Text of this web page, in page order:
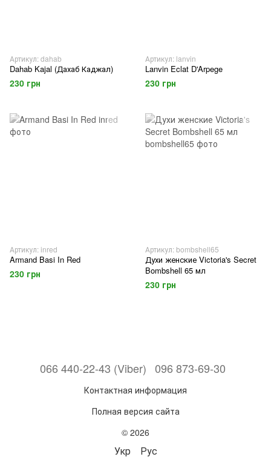
Артикул: dahab
Dahab Kajal (Дахаб Каджал)
230 грн
Артикул: lanvin
Lanvin Eclat D'Arpege
230 грн
Артикул: inred
Armand Basi In Red
230 грн
Артикул: bombshell65
Духи женские Victoria's Secret
Bombshell 65 мл
230 грн
066 440-22-43 (Viber) 096 873-69-30
Контактная информация
Полная версия сайта
© 2026
Укр Рус